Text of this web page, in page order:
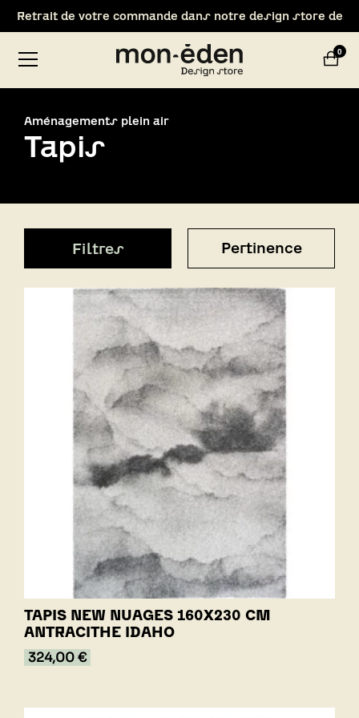
Aménagements plein air
Tapis
Filtres Pertinence
TAPIS NEW NUAGES 160X230 CM
ANTRACITHE IDAHO
324,00 €
Bienvenue chez Mon Eden !
Nouveau : Livraison 1h autour du magasin !
Retrait de votre commande dans notre design store de
0